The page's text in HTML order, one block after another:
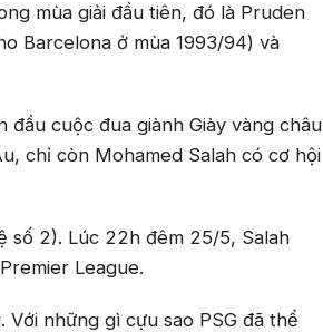
mùa giải đầu tiên, đó là Pruden
Barcelona ở mùa 1993/94) và
cuộc đua giành Giày vàng châu
chỉ còn Mohamed Salah có cơ hội
số 2). Lúc 22h đêm 25/5, Salah
League.
những gì cựu sao PSG đã thể